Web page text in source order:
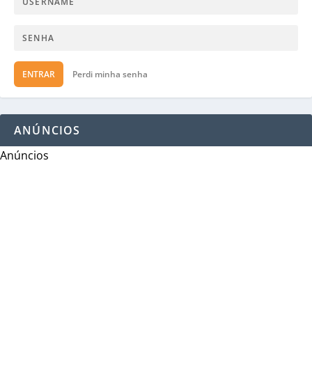
ENTRAR Perdi minha senha
ANÚNCIOS
Anúncios